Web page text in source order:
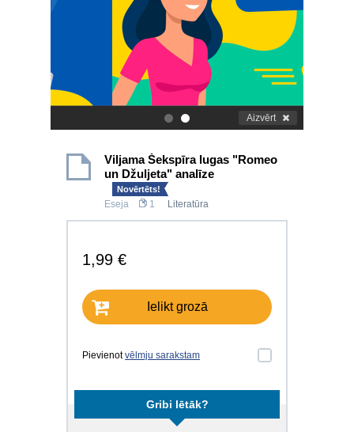
. Aizvērt
Viljama Šekspīra lugas "Romeo
un Džuljeta" analīze
Novērtēts!
Eseja 1 Literatūra
1,99 €
Ielikt grozā
Pievienotvēlmju sarakstam
Gribi lētāk?